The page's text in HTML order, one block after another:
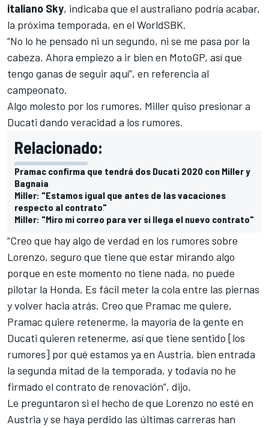
italiano Sky, indicaba que el australiano podría acabar,
la próxima temporada, en el WorldSBK.
“No lo he pensado ni un segundo, ni se me pasa por la
cabeza. Ahora empiezo a ir bien en MotoGP, así que
tengo ganas de seguir aquí”, en referencia al
campeonato.
Algo molesto por los rumores, Miller quiso presionar a
Ducati dando veracidad a los rumores.
Relacionado:
Pramac confirma que tendrá dos Ducati 2020 con Miller y
Bagnaia
Miller: "Estamos igual que antes de las vacaciones
respecto al contrato"
Miller: "Miro mi correo para ver si llega el nuevo contrato"
“Creo que hay algo de verdad en los rumores sobre
Lorenzo, seguro que tiene que estar mirando algo
porque en este momento no tiene nada, no puede
pilotar la Honda. Es fácil meter la cola entre las piernas
y volver hacia atrás. Creo que Pramac me quiere,
Pramac quiere retenerme, la mayoría de la gente en
Ducati quieren retenerme, así que tiene sentido [los
rumores] por qué estamos ya en Austria, bien entrada
la segunda mitad de la temporada, y todavía no he
firmado el contrato de renovación”, dijo.
Le preguntaron si el hecho de que Lorenzo no esté en
Austria y se haya perdido las últimas carreras han